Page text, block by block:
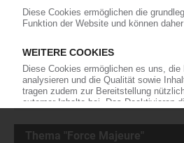
100 Zeitreihen für den Polymermarkt
Preis-Indizes
Jetzt kostenlos testen
Thema "Force Majeure"